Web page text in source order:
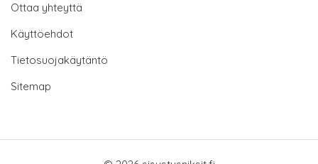
Ottaa yhteyttä
Käyttöehdot
Tietosuojakäytäntö
Sitemap